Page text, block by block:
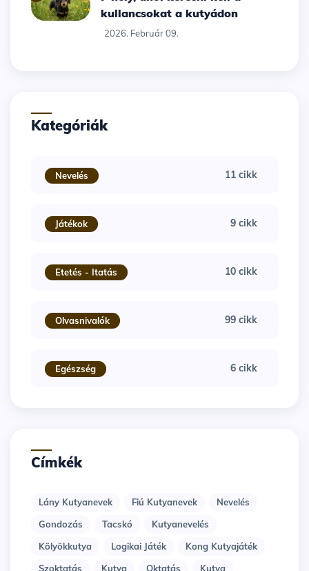
kullancsokat a kutyádon
2026. Február 09.
Kategóriák
Nevelés 11 cikk
Játékok 9 cikk
Etetés - Itatás 10 cikk
Olvasnivalók 99 cikk
Egészség 6 cikk
Címkék
Lány Kutyanevek Fiú Kutyanevek
Nevelés
Gondozás
Tacskó
Kutyanevelés
Kölyökkutya
Logikai Játék
Kong Kutyajáték
Szoktatás
Kutya Oktatás Kutya